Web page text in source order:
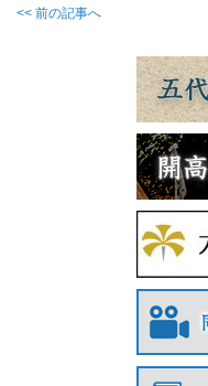
<< 前の記事へ